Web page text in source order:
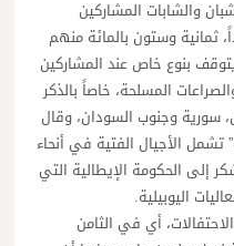
والشابات المشاركين
ثمانية وستون بالمائة منهم
بنوع خاص عند المشاركين
المسلحة، خاصاً بالذكر
سورية وجنوب السودان، وقال
تشمل الأجيال الفتية في أنحاء
إلى الحكومة الإيطالية التي
اليوبيلية.
أي في الثامن